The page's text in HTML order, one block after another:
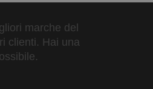
marche del
clienti. Hai una